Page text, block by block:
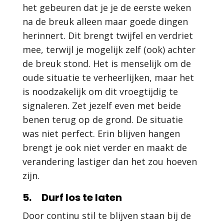
het gebeuren dat je je de eerste weken
na de breuk alleen maar goede dingen
herinnert. Dit brengt twijfel en verdriet
mee, terwijl je mogelijk zelf (ook) achter
de breuk stond. Het is menselijk om de
oude situatie te verheerlijken, maar het
is noodzakelijk om dit vroegtijdig te
signaleren. Zet jezelf even met beide
benen terug op de grond. De situatie
was niet perfect. Erin blijven hangen
brengt je ook niet verder en maakt de
verandering lastiger dan het zou hoeven
zijn.
5. Durf los te laten
Door continu stil te blijven staan bij de